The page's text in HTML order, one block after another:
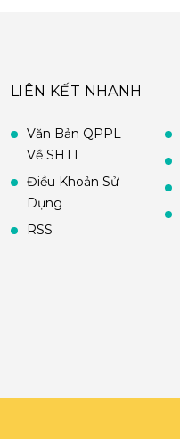
LIÊN KẾT NHANH
Văn Bản QPPL
Về SHTT
Điều Khoản Sử
Dụng
RSS